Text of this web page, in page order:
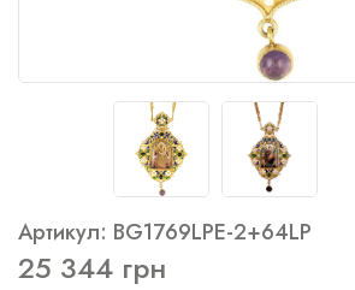
Артикул: BG1769LPE-2+64LP
25 344 грн